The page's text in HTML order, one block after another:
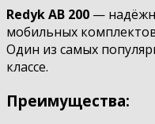
Redyk AB 200 —
мобильных
Один из самых
классе.
Преимущества: